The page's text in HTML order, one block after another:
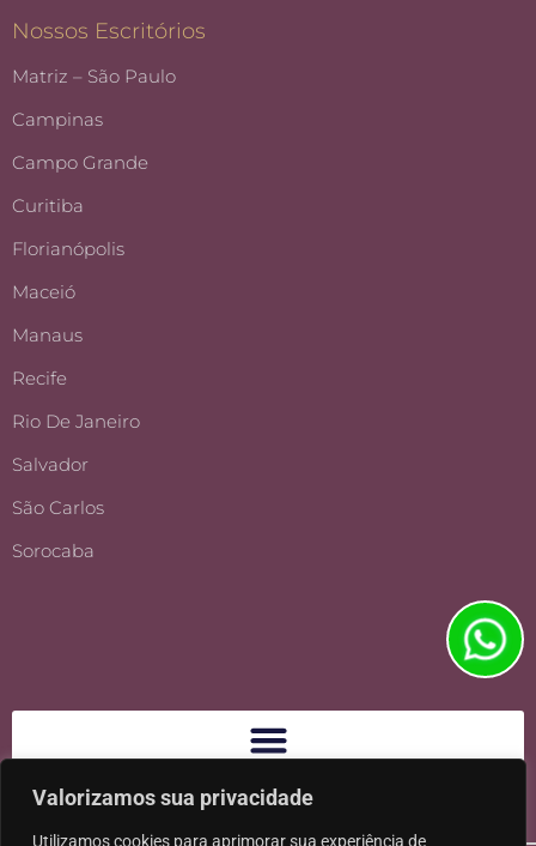
Valorizamos sua privacidade
Utilizamos cookies para aprimorar sua experiência de
Nossos Escritórios
Matriz – São Paulo
Campinas
Campo Grande
Curitiba
Florianópolis
Maceió
Manaus
Recife
Rio De Janeiro
Salvador
São Carlos
Sorocaba